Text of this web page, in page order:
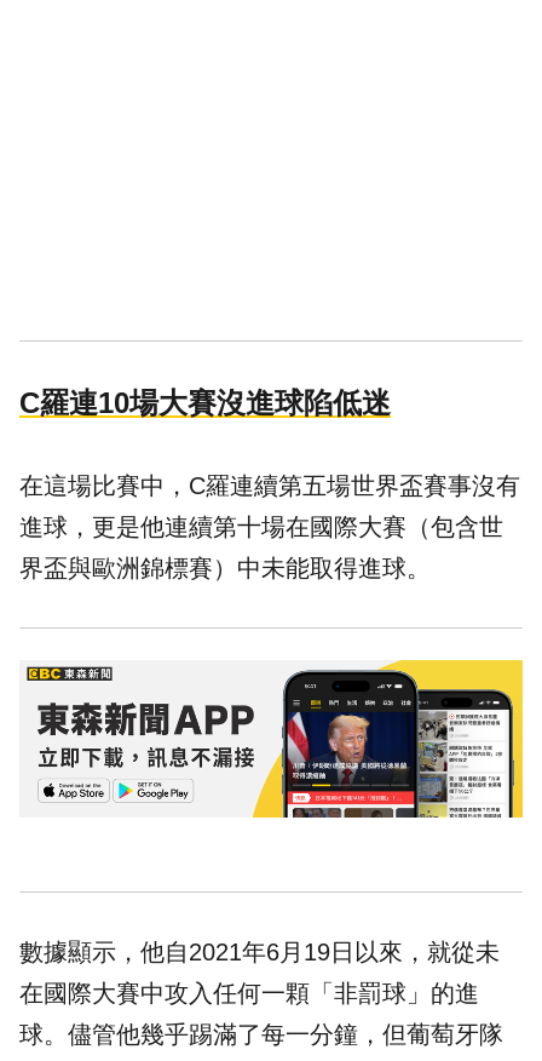
C羅連10場大賽沒進球陷低迷
在這場比賽中，C羅連續第五場世界盃賽事沒有
進球，更是他連續第十場在國際大賽（包含世
界盃與歐洲錦標賽）中未能取得進球。
數據顯示，他自2021年6月19日以來，就從未
在國際大賽中攻入任何一顆「非罰球」的進
球。儘管他幾乎踢滿了每一分鐘，但葡萄牙隊